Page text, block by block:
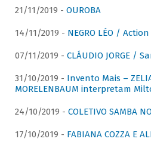
21/11/2019 - OUROBA
14/11/2019 - NEGRO LÉO /
07/11/2019 - CLÁUDIO JORGE /
31/10/2019 - Invento Mais –
MORELENBAUM interpretam
24/10/2019 - COLETIVO SAMBA
17/10/2019 - FABIANA COZZA E